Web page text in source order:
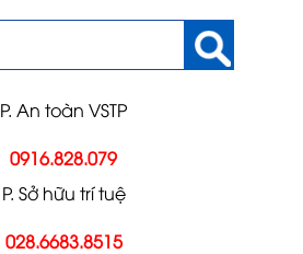
P. An toàn VSTP
0916.828.079
P. Sở hữu trí tuệ
028.6683.8515